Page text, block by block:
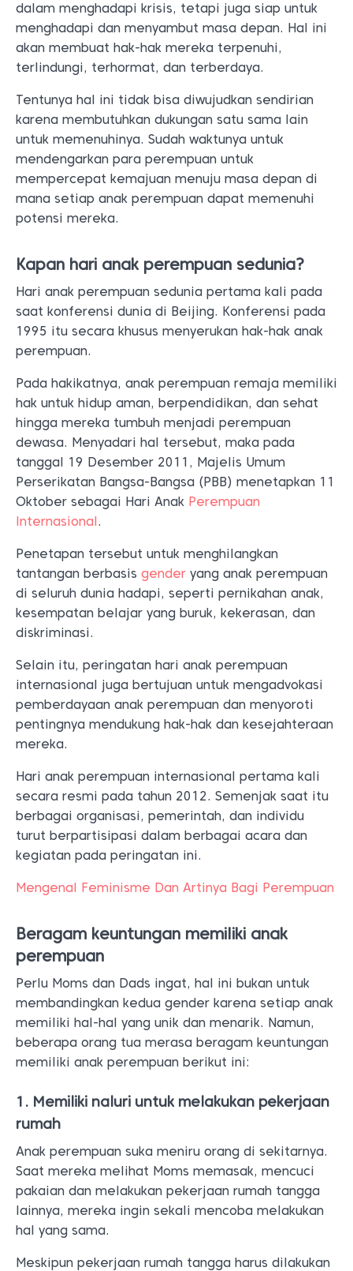
dalam menghadapi krisis, tetapi juga siap untuk
menghadapi dan menyambut masa depan. Hal ini
akan membuat hak-hak mereka terpenuhi,
terlindungi, terhormat, dan terberdaya.
Tentunya hal ini tidak bisa diwujudkan sendirian
karena membutuhkan dukungan satu sama lain
untuk memenuhinya. Sudah waktunya untuk
mendengarkan para perempuan untuk
mempercepat kemajuan menuju masa depan di
mana setiap anak perempuan dapat memenuhi
potensi mereka.
Kapan hari anak perempuan sedunia?
Hari anak perempuan sedunia pertama kali pada
saat konferensi dunia di Beijing. Konferensi pada
1995 itu secara khusus menyerukan hak-hak anak
perempuan.
Pada hakikatnya, anak perempuan remaja memiliki
hak untuk hidup aman, berpendidikan, dan sehat
hingga mereka tumbuh menjadi perempuan
dewasa. Menyadari hal tersebut, maka pada
tanggal 19 Desember 2011, Majelis Umum
Perserikatan Bangsa-Bangsa (PBB) menetapkan 11
Oktober sebagai Hari Anak Perempuan
Internasional.
Penetapan tersebut untuk menghilangkan
tantangan berbasis gender yang anak perempuan
di seluruh dunia hadapi, seperti pernikahan anak,
kesempatan belajar yang buruk, kekerasan, dan
diskriminasi.
Selain itu, peringatan hari anak perempuan
internasional juga bertujuan untuk mengadvokasi
pemberdayaan anak perempuan dan menyoroti
pentingnya mendukung hak-hak dan kesejahteraan
mereka.
Hari anak perempuan internasional pertama kali
secara resmi pada tahun 2012. Semenjak saat itu
berbagai organisasi, pemerintah, dan individu
turut berpartisipasi dalam berbagai acara dan
kegiatan pada peringatan ini.
Mengenal Feminisme Dan Artinya Bagi Perempuan
Beragam keuntungan memiliki anak
perempuan
Perlu Moms dan Dads ingat, hal ini bukan untuk
membandingkan kedua gender karena setiap anak
memiliki hal-hal yang unik dan menarik. Namun,
beberapa orang tua merasa beragam keuntungan
memiliki anak perempuan berikut ini:
1. Memiliki naluri untuk melakukan pekerjaan
rumah
Anak perempuan suka meniru orang di sekitarnya.
Saat mereka melihat Moms memasak, mencuci
pakaian dan melakukan pekerjaan rumah tangga
lainnya, mereka ingin sekali mencoba melakukan
hal yang sama.
Meskipun pekerjaan rumah tangga harus dilakukan